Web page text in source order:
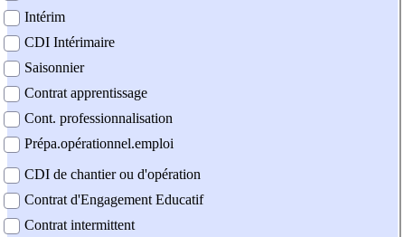
Intérim
CDI Intérimaire
Saisonnier
Contrat apprentissage
Cont. professionnalisation
Prépa.opérationnel.emploi
CDI de chantier ou d'opération
Contrat d'Engagement Educatif
Contrat intermittent